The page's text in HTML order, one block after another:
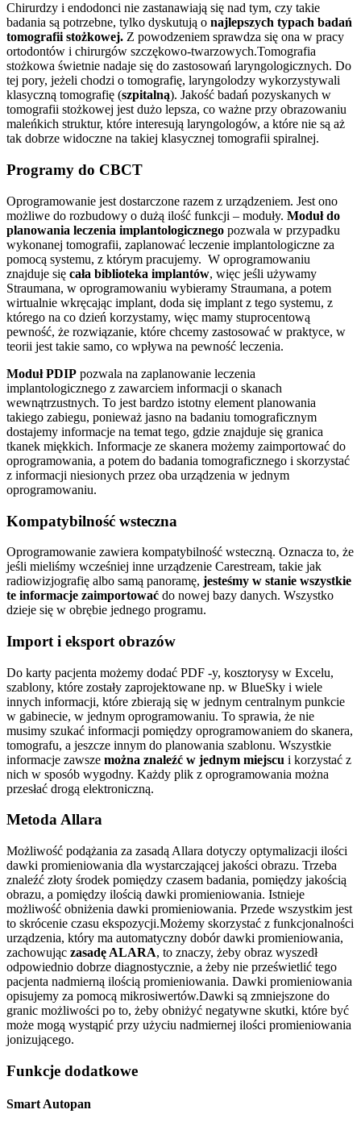
Chirurdzy i endodonci nie zastanawiają się nad tym, czy takie
badania są potrzebne, tylko dyskutują o najlepszych typach badań
tomografii stożkowej. Z powodzeniem sprawdza się ona w pracy
ortodontów i chirurgów szczękowo-twarzowych.Tomografia
stożkowa świetnie nadaje się do zastosowań laryngologicznych. Do
tej pory, jeżeli chodzi o tomografię, laryngolodzy wykorzystywali
klasyczną tomografię (szpitalną). Jakość badań pozyskanych w
tomografii stożkowej jest dużo lepsza, co ważne przy obrazowaniu
maleńkich struktur, które interesują laryngologów, a które nie są aż
tak dobrze widoczne na takiej klasycznej tomografii spiralnej.
Programy do CBCT
Oprogramowanie jest dostarczone razem z urządzeniem. Jest ono
możliwe do rozbudowy o dużą ilość funkcji – moduły. Moduł do
planowania leczenia implantologicznego pozwala w przypadku
wykonanej tomografii, zaplanować leczenie implantologiczne za
pomocą systemu, z którym pracujemy. W oprogramowaniu
znajduje się cała biblioteka implantów, więc jeśli używamy
Straumana, w oprogramowaniu wybieramy Straumana, a potem
wirtualnie wkręcając implant, doda się implant z tego systemu, z
którego na co dzień korzystamy, więc mamy stuprocentową
pewność, że rozwiązanie, które chcemy zastosować w praktyce, w
teorii jest takie samo, co wpływa na pewność leczenia.
Moduł PDIP pozwala na zaplanowanie leczenia
implantologicznego z zawarciem informacji o skanach
wewnątrzustnych. To jest bardzo istotny element planowania
takiego zabiegu, ponieważ jasno na badaniu tomograficznym
dostajemy informacje na temat tego, gdzie znajduje się granica
tkanek miękkich. Informacje ze skanera możemy zaimportować do
oprogramowania, a potem do badania tomograficznego i skorzystać
z informacji niesionych przez oba urządzenia w jednym
oprogramowaniu.
Kompatybilność wsteczna
Oprogramowanie zawiera kompatybilność wsteczną. Oznacza to, że
jeśli mieliśmy wcześniej inne urządzenie Carestream, takie jak
radiowizjografię albo samą panoramę, jesteśmy w stanie wszystkie
te informacje zaimportować do nowej bazy danych. Wszystko
dzieje się w obrębie jednego programu.
Import i eksport obrazów
Do karty pacjenta możemy dodać PDF -y, kosztorysy w Excelu,
szablony, które zostały zaprojektowane np. w BlueSky i wiele
innych informacji, które zbierają się w jednym centralnym punkcie
w gabinecie, w jednym oprogramowaniu. To sprawia, że nie
musimy szukać informacji pomiędzy oprogramowaniem do skanera,
tomografu, a jeszcze innym do planowania szablonu. Wszystkie
informacje zawsze można znaleźć w jednym miejscu i korzystać z
nich w sposób wygodny. Każdy plik z oprogramowania można
przesłać drogą elektroniczną.
Metoda Allara
Możliwość podążania za zasadą Allara dotyczy optymalizacji ilości
dawki promieniowania dla wystarczającej jakości obrazu. Trzeba
znaleźć złoty środek pomiędzy czasem badania, pomiędzy jakością
obrazu, a pomiędzy ilością dawki promieniowania. Istnieje
możliwość obniżenia dawki promieniowania. Przede wszystkim jest
to skrócenie czasu ekspozycji.Możemy skorzystać z funkcjonalności
urządzenia, który ma automatyczny dobór dawki promieniowania,
zachowując zasadę ALARA, to znaczy, żeby obraz wyszedł
odpowiednio dobrze diagnostycznie, a żeby nie prześwietlić tego
pacjenta nadmierną ilością promieniowania. Dawki promieniowania
opisujemy za pomocą mikrosiwertów.Dawki są zmniejszone do
granic możliwości po to, żeby obniżyć negatywne skutki, które być
może mogą wystąpić przy użyciu nadmiernej ilości promieniowania
jonizującego.
Funkcje dodatkowe
Smart Autopan